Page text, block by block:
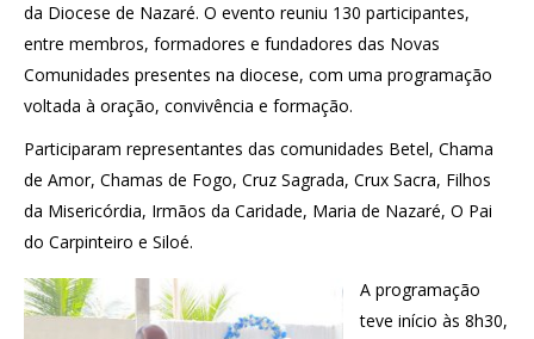
da Diocese de Nazaré. O evento reuniu 130 participantes,
entre membros, formadores e fundadores das Novas
Comunidades presentes na diocese, com uma programação
voltada à oração, convivência e formação.
Participaram representantes das comunidades Betel, Chama
de Amor, Chamas de Fogo, Cruz Sagrada, Crux Sacra, Filhos
da Misericórdia, Irmãos da Caridade, Maria de Nazaré, O Pai
do Carpinteiro e Siloé.
A programação
teve início às 8h30,